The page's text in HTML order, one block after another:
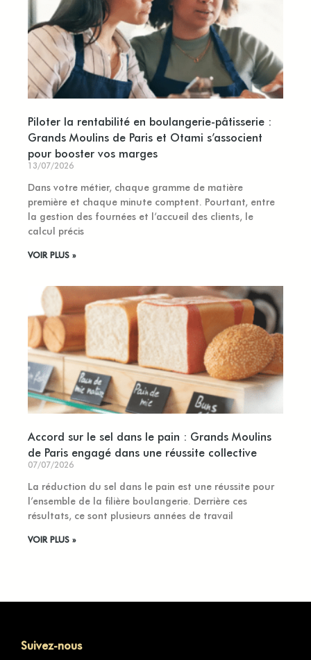
Piloter la rentabilité en boulangerie-pâtisserie :
Grands Moulins de Paris et Otami s’associent
pour booster vos marges
13/07/2026
Dans votre métier, chaque gramme de matière
première et chaque minute comptent. Pourtant, entre
la gestion des fournées et l’accueil des clients, le
calcul précis
VOIR PLUS »
Accord sur le sel dans le pain : Grands Moulins
de Paris engagé dans une réussite collective
07/07/2026
La réduction du sel dans le pain est une réussite pour
l’ensemble de la filière boulangerie. Derrière ces
résultats, ce sont plusieurs années de travail
VOIR PLUS »
Suivez-nous